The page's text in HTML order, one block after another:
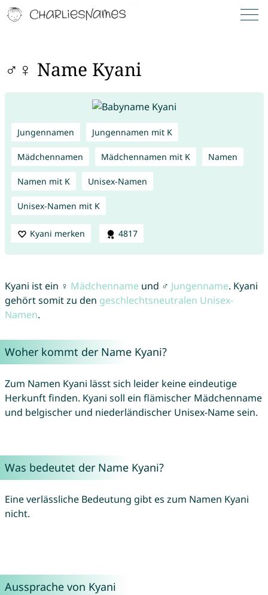
♂♀ Name Kyani
Jungennamen Jungennamen mit K
Mädchennamen Mädchennamen mit K Namen
Namen mit K Unisex-Namen
Unisex-Namen mit K
Kyani merken 4817
Kyani ist ein ♀ Mädchenname und ♂ Jungenname. Kyani
gehört somit zu den geschlechtsneutralen Unisex-
Namen.
Woher kommt der Name Kyani?
Zum Namen Kyani lässt sich leider keine eindeutige
Herkunft finden. Kyani soll ein flämischer Mädchenname
und belgischer und niederländischer Unisex-Name sein.
Was bedeutet der Name Kyani?
Eine verlässliche Bedeutung gibt es zum Namen Kyani
nicht.
Aussprache von Kyani